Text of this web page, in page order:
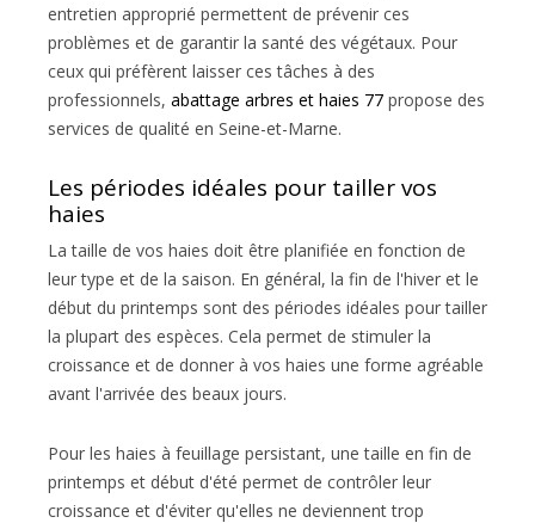
entretien approprié permettent de prévenir ces
problèmes et de garantir la santé des végétaux. Pour
ceux qui préfèrent laisser ces tâches à des
professionnels, abattage arbres et haies 77 propose des
services de qualité en Seine-et-Marne.
Les périodes idéales pour tailler vos
haies
La taille de vos haies doit être planifiée en fonction de
leur type et de la saison. En général, la fin de l'hiver et le
début du printemps sont des périodes idéales pour tailler
la plupart des espèces. Cela permet de stimuler la
croissance et de donner à vos haies une forme agréable
avant l'arrivée des beaux jours.
Pour les haies à feuillage persistant, une taille en fin de
printemps et début d'été permet de contrôler leur
croissance et d'éviter qu'elles ne deviennent trop